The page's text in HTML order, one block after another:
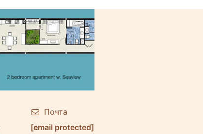
Почта
[email protected]